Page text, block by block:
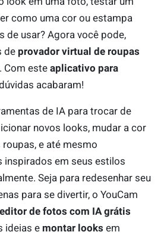
como uma cor ou estampa
de usar? Agora você pode,
de provador virtual de roupas
Com este aplicativo para
acabaram!
de IA para trocar de
novos looks, mudar a cor
e até mesmo
inspirados em seus estilos
Seja para redesenhar seu
para se divertir, o YouCam
de fotos com IA grátis
ideias e montar looks em